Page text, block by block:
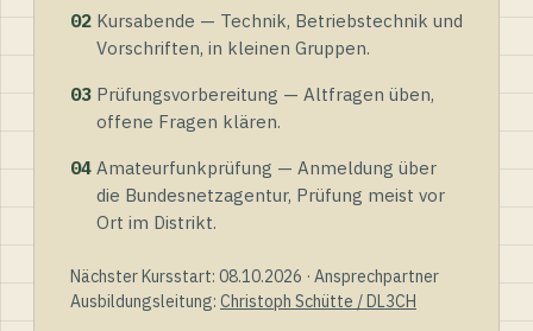
02 Kursabende — Technik, Betriebstechnik und
Vorschriften, in kleinen Gruppen.
03 Prüfungsvorbereitung — Altfragen üben,
offene Fragen klären.
04 Amateurfunkprüfung — Anmeldung über
die Bundesnetzagentur, Prüfung meist vor
Ort im Distrikt.
Nächster Kursstart: 08.10.2026 · Ansprechpartner
Ausbildungsleitung: Christoph Schütte / DL3CH